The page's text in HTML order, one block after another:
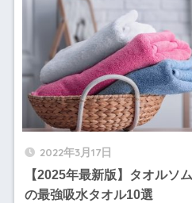
2022年3月17日
【2025年最新版】タオルソ
の最強吸水タオル10選